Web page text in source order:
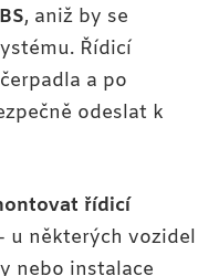
, aniž by se
Řídicí
a po
odeslat k
řídicí
u některých vozidel
nebo instalace